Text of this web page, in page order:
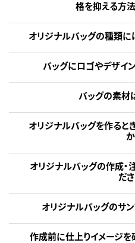
格を抑える方
オリジナルバッグの種類に
バッグにロゴやデザイ
バッグの素材
オリジナルバッグを作ると
オリジナルバッグの作成・
だ
オリジナルバッグのサ
作成前に仕上りイメージを